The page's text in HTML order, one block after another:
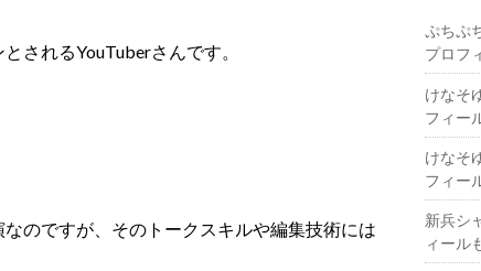
されるYouTuberさんです。
のですが、そのトークスキルや編集技術には
ぷちぷ
プロフ
けなそ
フィー
けなそ
フィー
新兵シ
ィール